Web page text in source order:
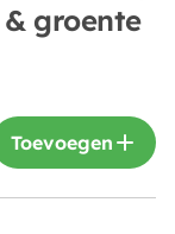
groente
Toevoegen